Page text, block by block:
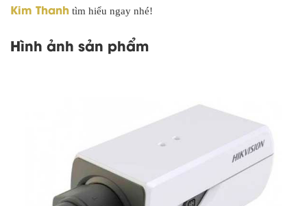
Kim Thanh tìm hiểu ngay nhé!
Hình ảnh sản phẩm